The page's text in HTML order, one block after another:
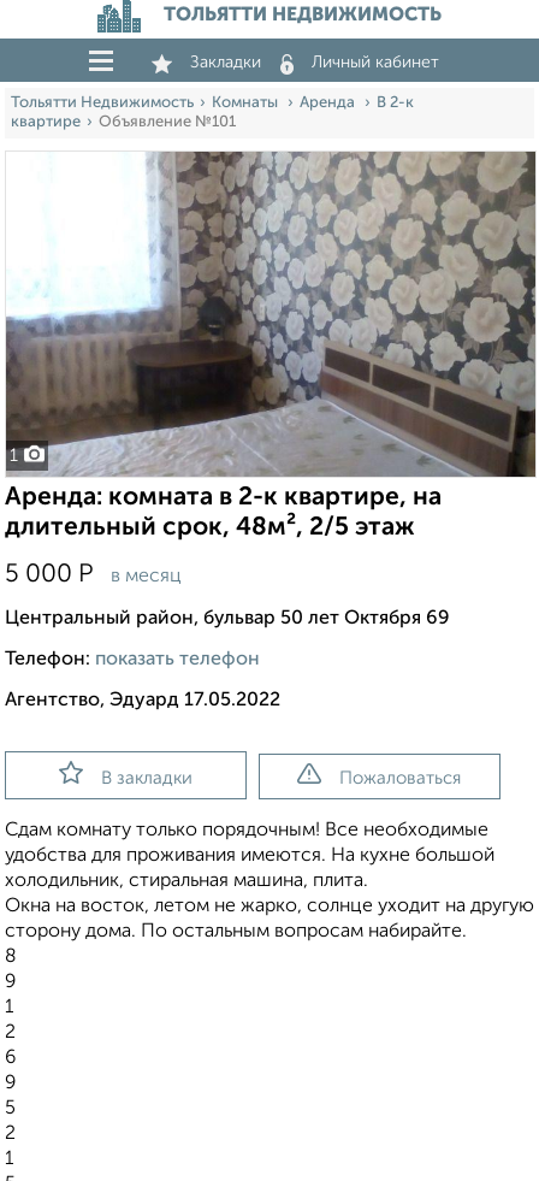
ТОЛЬЯТТИ НЕДВИЖИМОСТЬ
Закладки Личный кабинет
Тольятти Недвижимость Комнаты Аренда
В 2-к
квартире
Объявление №101
1
Аренда: комната в 2-к квартире, на
длительный срок, 48м², 2/5 этаж
5 000 Р в месяц
Центральный район, бульвар 50 лет Октября 69
Телефон: показать телефон
Агентство, Эдуард 17.05.2022
В закладки Пожаловаться
Сдам комнату только порядочным! Все необходимые
удобства для проживания имеются. На кухне большой
холодильник, стиральная машина, плита.
Окна на восток, летом не жарко, солнце уходит на другую
сторону дома. По остальным вопросам набирайте.
8
9
1
2
6
9
5
2
1